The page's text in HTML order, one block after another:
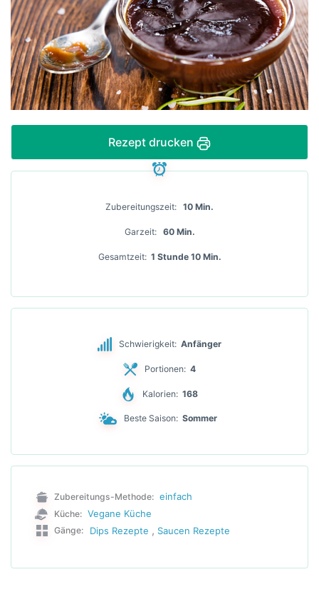
Rezept drucken
Zubereitungszeit 10 Min.
Garzeit 60 Min.
Gesamtzeit 1 Stunde 10 Min.
Schwierigkeit: Anfänger
Portionen: 4
Kalorien: 168
Beste Saison: Sommer
Zubereitungs-Methode: einfach
Küche: Vegane Küche
Gänge: Dips Rezepte , Saucen Rezepte